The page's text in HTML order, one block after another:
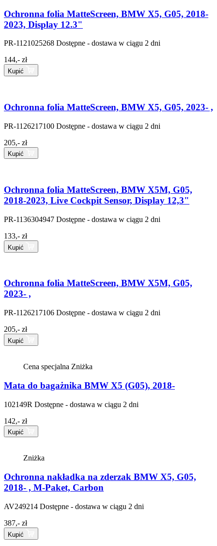
Ochronna folia MatteScreen, BMW X5, G05, 2018-
2023, Display 12.3"
PR-1121025268 Dostępne - dostawa w ciągu 2 dni
144,- zł
Kupić
Ochronna folia MatteScreen, BMW X5, G05, 2023- ,
PR-1126217100 Dostępne - dostawa w ciągu 2 dni
205,- zł
Kupić
Ochronna folia MatteScreen, BMW X5M, G05,
2018-2023, Live Cockpit Sensor, Display 12,3"
PR-1136304947 Dostępne - dostawa w ciągu 2 dni
133,- zł
Kupić
Ochronna folia MatteScreen, BMW X5M, G05,
2023- ,
PR-1126217106 Dostępne - dostawa w ciągu 2 dni
205,- zł
Kupić
Cena specjalna Zniżka
Mata do bagażnika BMW X5 (G05), 2018-
102149R Dostępne - dostawa w ciągu 2 dni
142,- zł
Kupić
Zniżka
Ochronna nakładka na zderzak BMW X5, G05,
2018- , M-Paket, Carbon
AV249214 Dostępne - dostawa w ciągu 2 dni
387,- zł
Kupić